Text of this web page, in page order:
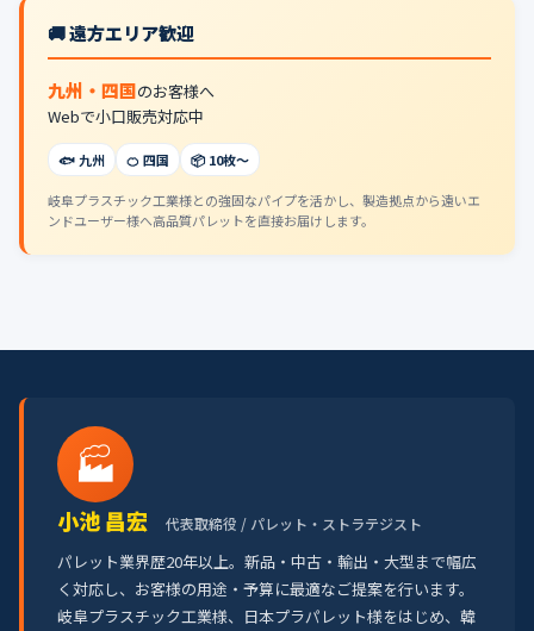
🚚 遠方エリア歓迎
九州・四国のお客様へ
Webで小口販売対応中
🐟 九州 🍊 四国 📦 10枚〜
岐阜プラスチック工業様との強固なパイプを活かし、製造拠点から遠いエ
ンドユーザー様へ高品質パレットを直接お届けします。
🏭
小池 昌宏 代表取締役 / パレット・ストラテジスト
パレット業界歴20年以上。新品・中古・輸出・大型まで幅広
く対応し、お客様の用途・予算に最適なご提案を行います。
岐阜プラスチック工業様、日本プラパレット様をはじめ、韓